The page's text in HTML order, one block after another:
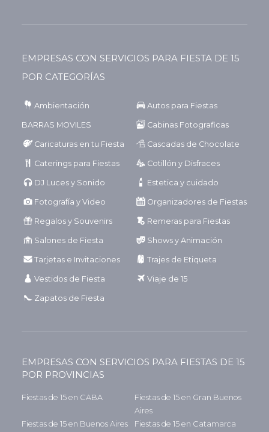
EMPRESAS CON SERVICIOS PARA FIESTA DE 15
POR CATEGORÍAS
Ambientación Autos para Fiestas
BARRAS MOVILES Cabinas Fotograficas
Caricaturas en tu Fiesta Cascadas de Chocolate
Caterings para Fiestas Cotillón y Disfraces
DJ Luces y Sonido Estetica y cuidado
Fotografía y Video Organizadores de Fiestas
Regalos y Souvenirs Remeras para Fiestas
Salones de Fiesta Shows y Animación
Tarjetas e Invitaciones Trajes de Etiqueta
Vestidos de Fiesta Viaje de 15
Zapatos de Fiesta
EMPRESAS CON SERVICIOS PARA FIESTAS DE 15
POR PROVINCIAS
Fiestas de 15 en CABA
Fiestas de 15 en Gran Buenos
Aires
Fiestas de 15 en Buenos Aires
Fiestas de 15 en Catamarca